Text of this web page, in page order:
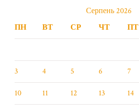
Серпень 2026
ПН
ВТ СР ЧТ ПТ
3 4 5 6 7
10 11 12 13 14